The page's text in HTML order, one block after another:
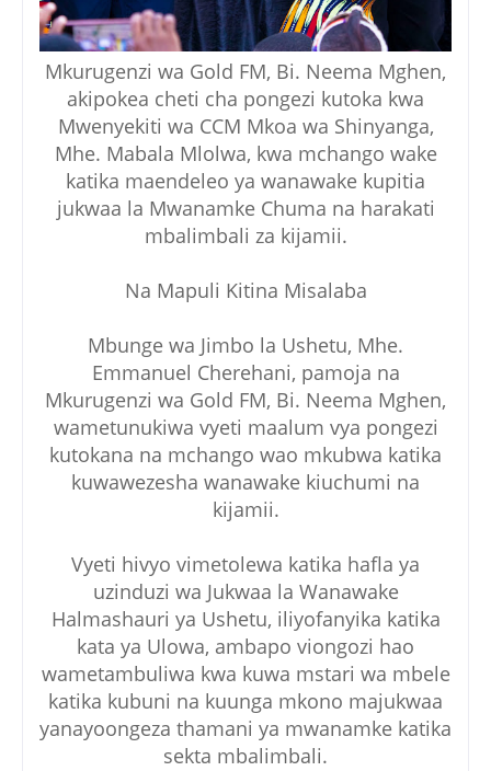
Mkurugenzi wa Gold FM, Bi. Neema Mghen,
akipokea cheti cha pongezi kutoka kwa
Mwenyekiti wa CCM Mkoa wa Shinyanga,
Mhe. Mabala Mlolwa, kwa mchango wake
katika maendeleo ya wanawake kupitia
jukwaa la Mwanamke Chuma na harakati
mbalimbali za kijamii.
Na Mapuli Kitina Misalaba
Mbunge wa Jimbo la Ushetu, Mhe.
Emmanuel Cherehani, pamoja na
Mkurugenzi wa Gold FM, Bi. Neema Mghen,
wametunukiwa vyeti maalum vya pongezi
kutokana na mchango wao mkubwa katika
kuwawezesha wanawake kiuchumi na
kijamii.
Vyeti hivyo vimetolewa katika hafla ya
uzinduzi wa Jukwaa la Wanawake
Halmashauri ya Ushetu, iliyofanyika katika
kata ya Ulowa, ambapo viongozi hao
wametambuliwa kwa kuwa mstari wa mbele
katika kubuni na kuunga mkono majukwaa
yanayoongeza thamani ya mwanamke katika
sekta mbalimbali.